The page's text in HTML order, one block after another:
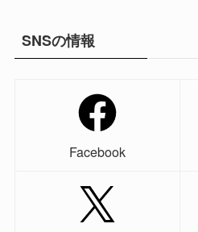
SNSの情報
Facebook